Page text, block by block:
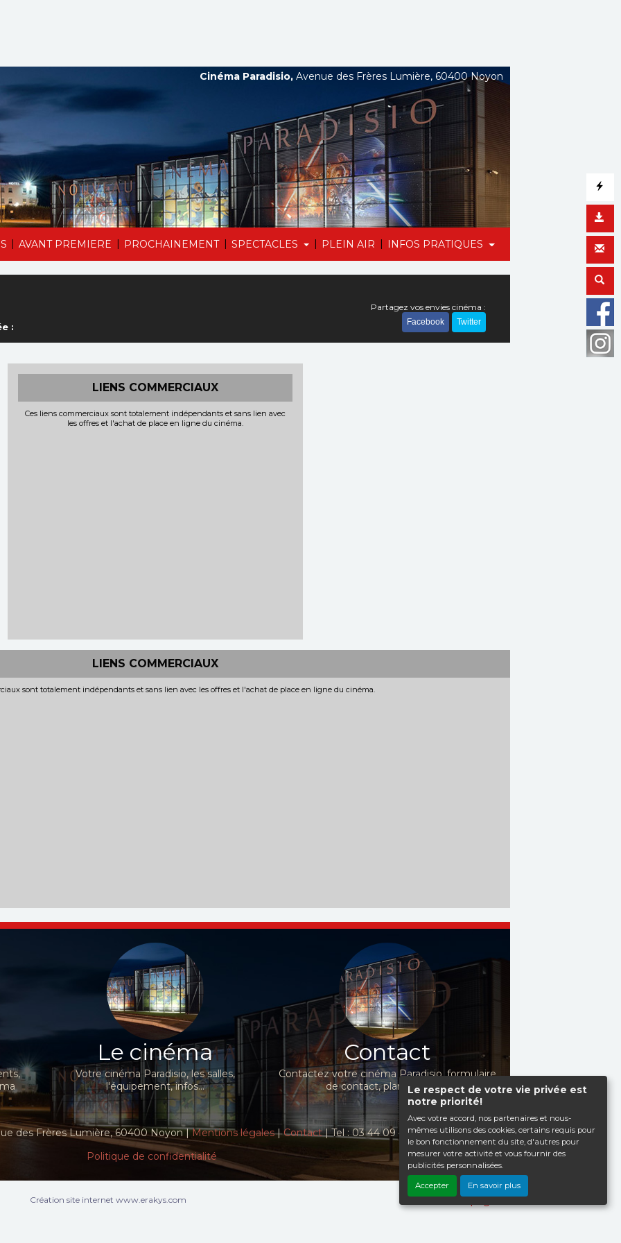
Le respect de votre vie privée est
notre priorité!
Avec votre accord, nos partenaires et nous-
mêmes utilisons des cookies, certains requis pour
le bon fonctionnement du site, d'autres pour
mesurer votre activité et vous fournir des
publicités personnalisées.
Accepter En savoir plus
| AVANT PREMIERE | PROCHAINEMENT | SPECTACLES | PLEIN AIR | INFOS PRATIQUES
Cinéma Paradisio, Avenue des Frères Lumière, 60400 Noyon
:
Partagez vos envies cinéma :
Facebook Twitter
LIENS COMMERCIAUX
Ces liens commerciaux sont totalement indépendants et sans lien avec
les offres et l'achat de place en ligne du cinéma.
LIENS COMMERCIAUX
sont totalement indépendants et sans lien avec les offres et l'achat de place en ligne du cinéma.
Le cinéma
Votre cinéma Paradisio, les salles,
l'équipement, infos...
Contact
Contactez votre cinéma Paradisio, formulaire
de contact, plan d'accès...
des Frères Lumière, 60400 Noyon |Mentions légales|Contact| Tel : 03 44 09 41 98
Politique de confidentialité
Haut de page
Création site internet www.erakys.com